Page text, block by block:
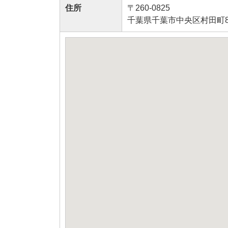
住所
〒260-0825
千葉県千葉市中央区村田町